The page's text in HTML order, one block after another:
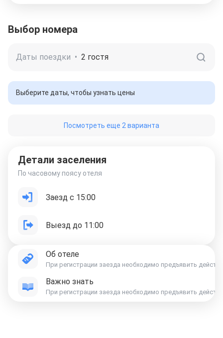
Выбор номера
Даты поездки • 2 гостя
Выберите даты, чтобы узнать цены
Посмотреть еще 2 варианта
Детали заселения
По часовому поясу отеля
Заезд с 15:00
Выезд до 11:00
Об отеле
При регистрации заезда необходимо предъявить
Важно знать
При регистрации заезда необходимо предъявить